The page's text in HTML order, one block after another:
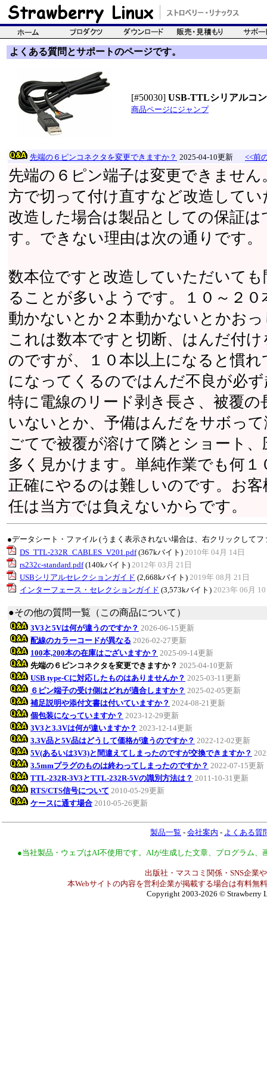
よくある質問とサポートのページです。
[#50030] USB-TTLシリアルコ
商品ページにジャンプ
先端の６ピンコネクタを変更できますか？ 2025-04-10更新 <<前
先端の６ピン端子は変更できませ
方で切って付け直すなど改造して
改造した場合は製品としての保証
す。できない理由は次の通りです。
数本位ですと改造していただいて
ることが多いようです。１０～２
動かないとか２本動かないとかお
これは数本ですと切断、はんだ付
のですが、１０本以上になると慣
になってくるのではんだ不良が必
特に電線のリード剥き長さ、被覆
いないとか、予備はんだをサボっ
ごてで被覆が溶けて隣とショート
多く見かけます。単純作業でも何
正確にやるのは難しいのです。お
任は当方では負えないからです。
●データシート・ファイル (うまく表示されない場合は、右クリックして
DS_TTL-232R_CABLES_V201.pdf(367kバイト) 2010年 04月 14日
rs232c-standard.pdf(140kバイト) 2012年 03月 21日
USBシリアルセレクションガイド (2,668kバイト) 2019年 08月 21日
インターフェース・セレクションガイド (3,573kバイト) 2023年 06月
●その他の質問一覧（この商品について）
3V3と5Vは何が違うのですか？ 2026-06-15更新
配線のカラーコードが異なる 2026-02-27更新
100本,200本の在庫はございますか？ 2025-09-14更新
先端の６ピンコネクタを変更できますか？ 2025-04-10更新
USB type-Cに対応したものはありませんか？ 2025-03-11更新
６ピン端子の受け側はどれが適合しますか？ 2025-02-05更新
補足説明や添付文書は付いていますか？ 2024-08-21更新
個包装になっていますか？ 2023-12-29更新
3V3と3.3Vは何が違いますか？ 2023-12-14更新
3.3V品と5V品はどうして価格が違うのですか？ 2022-12-02更新
5V(あるいは3V3)と間違えてしまったのですが交換できますか？
3.5mmプラグのものは終わってしまったのですか？ 2022-07-15更新
TTL-232R-3V3とTTL-232R-5Vの識別方法は？ 2011-10-31更新
RTS/CTS信号について 2010-05-29更新
ケースに通す場合 2010-05-26更新
製品一覧 - 会社案内 - よくある質
●当社製品・ウェブはAI不使用です。AIが生成した文章、プログラム
出版社・マスコミ関係・SNS企業
本Webサイトの内容を営利企業が掲載する場合は有料無
Copyright 2003-2026 © Strawberry